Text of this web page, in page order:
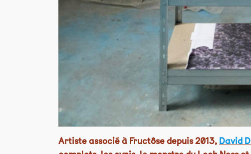
Artiste associé à Fructôse depuis 2013, David